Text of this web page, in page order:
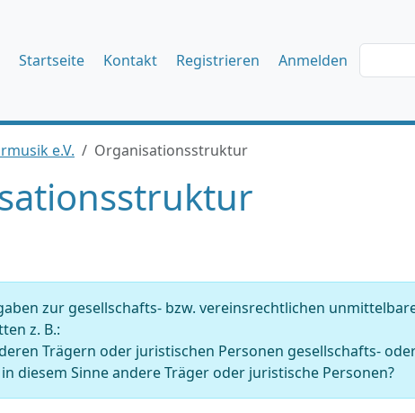
Startseite Kontakt Registrieren Anmelden
e.V. Organisationsstruktur
zur gesellschafts- bzw. vereinsrechtlichen
z. B.:
Trägern oder juristischen Personen gesellschafts-
diesem Sinne andere Träger oder juristische Personen?